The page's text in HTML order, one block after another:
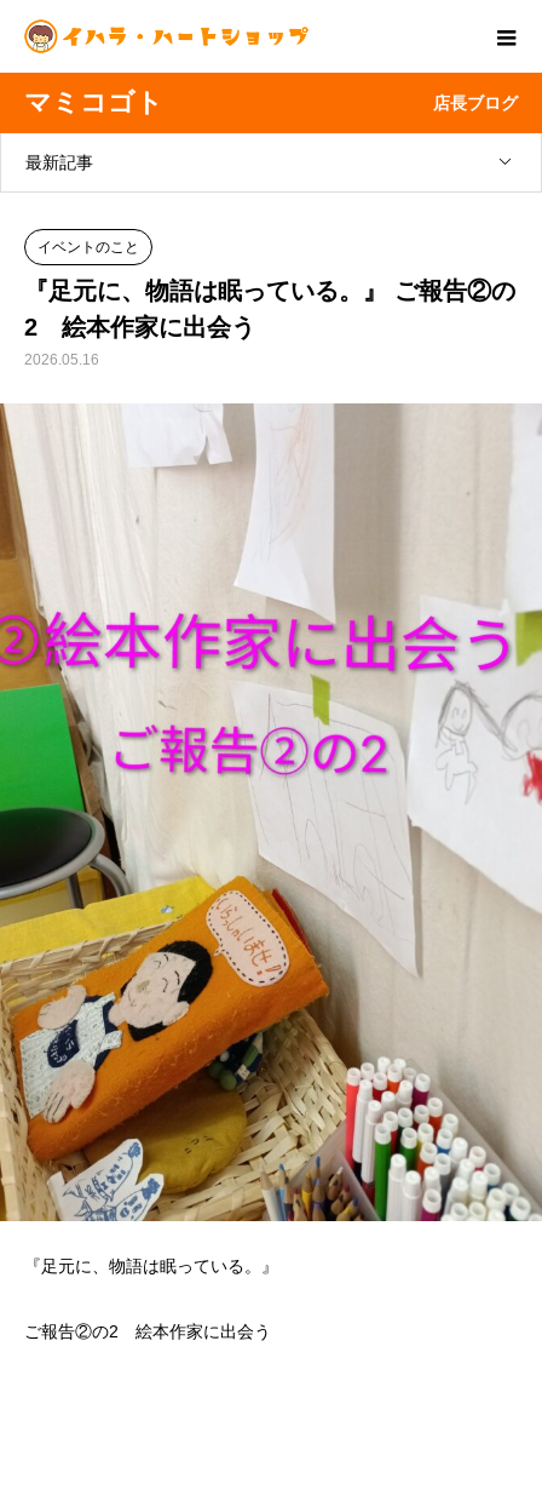
マミコゴト 店長ブログ
最新記事
イベントのこと
『足元に、物語は眠っている。』 ご報告②の
2 絵本作家に出会う
2026.05.16
『足元に、物語は眠っている。』
ご報告②の2 絵本作家に出会う